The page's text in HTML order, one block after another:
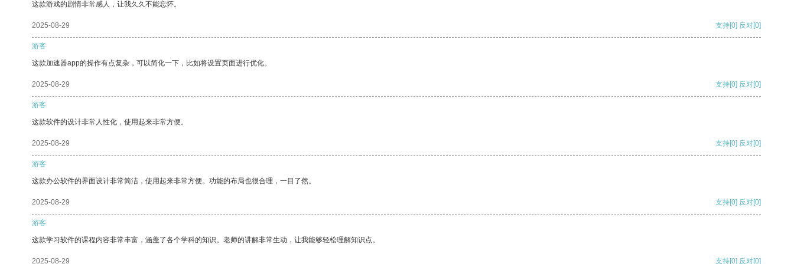
这款游戏的剧情非常感人，让我久久不能忘怀。
2025-08-29 支持[0] 反对[0]
游客
这款加速器app的操作有点复杂，可以简化一下，比如将设置页面进行优化。
2025-08-29 支持[0] 反对[0]
游客
这款软件的设计非常人性化，使用起来非常方便。
2025-08-29 支持[0] 反对[0]
游客
这款办公软件的界面设计非常简洁，使用起来非常方便。功能的布局也很合理，一目了然。
2025-08-29 支持[0] 反对[0]
游客
这款学习软件的课程内容非常丰富，涵盖了各个学科的知识。老师的讲解非常生动，让我能够轻松理解知识点。
2025-08-29 支持[0] 反对[0]